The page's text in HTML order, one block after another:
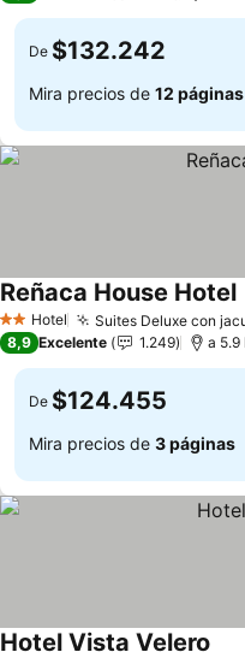
De $132.242
Mira precios de 12 páginas
2 Estrellas
Hotel Suites Deluxe con
Reñaca House Hotel
8,9 Excelente 1.249 a 5.9
De $124.455
Mira precios de 3 páginas
Hotel Vista Velero